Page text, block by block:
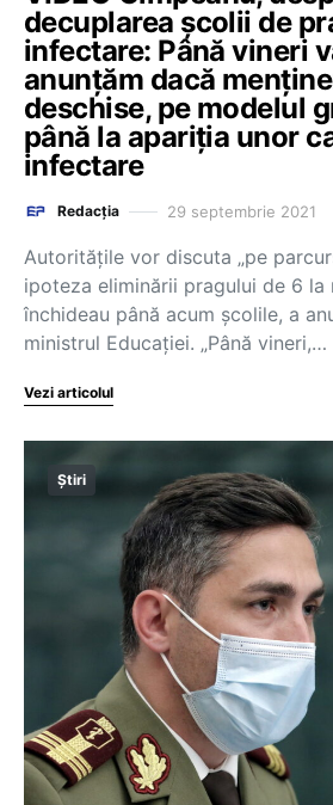
decuplarea școlii de
infectare: Până vineri
anunțăm dacă
deschise, pe modelul
până la apariția unor
infectare
Redacția 29 septembrie 2021
Autoritățile vor discuta „pe
ipoteza eliminării pragului de 6 la
închideau până acum școlile, a
ministrul Educației. „Până vineri,…
Vezi articolul
Știri